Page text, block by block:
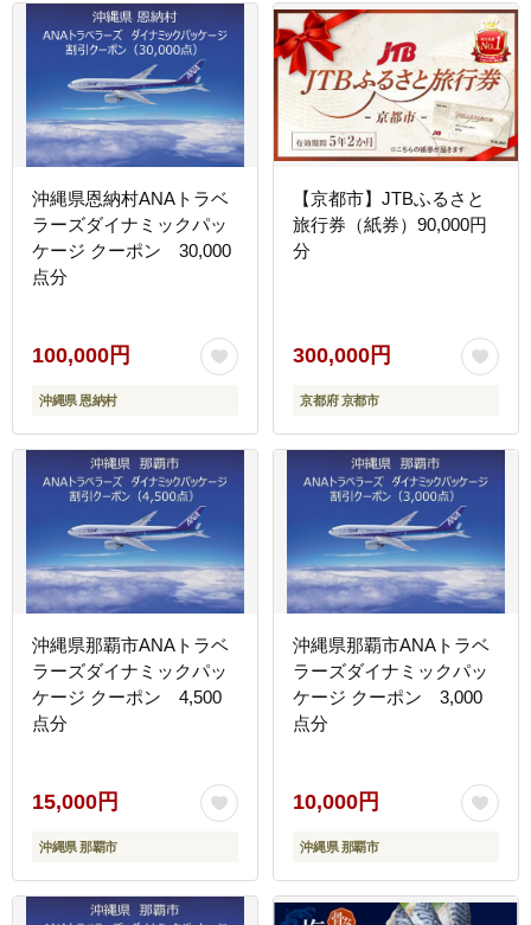
沖縄県恩納村ANAトラベ
ラーズダイナミックパッ
ケージ クーポン 30,000
点分
100,000円
沖縄県 恩納村
【京都市】JTBふるさと
旅行券（紙券）90,000円
分
300,000円
京都府 京都市
沖縄県那覇市ANAトラベ
ラーズダイナミックパッ
ケージ クーポン 4,500
点分
15,000円
沖縄県 那覇市
沖縄県那覇市ANAトラベ
ラーズダイナミックパッ
ケージ クーポン 3,000
点分
10,000円
沖縄県 那覇市